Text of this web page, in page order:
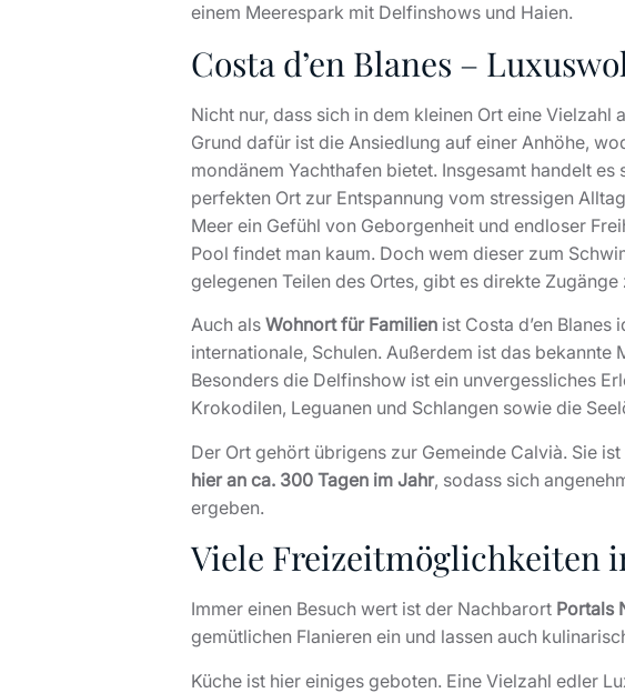
einem Meerespark mit Delfinshows und Haien.
Costa d’en Blanes –
Nicht nur, dass sich in dem kleinen Ort eine
Grund dafür ist die Ansiedlung auf einer Anhöhe,
mondänem Yachthafen bietet. Insgesamt handelt
perfekten Ort zur Entspannung vom stressigen
Meer ein Gefühl von Geborgenheit und endloser
Pool findet man kaum. Doch wem dieser zum
gelegenen Teilen des Ortes, gibt es direkte Zugänge
Auch als Wohnort für Familien ist Costa d’en
internationale, Schulen. Außerdem ist das bekannte
Besonders die Delfinshow ist ein unvergessliches
Krokodilen, Leguanen und Schlangen sowie die
Der Ort gehört übrigens zur Gemeinde Calvià. Sie
hier an ca. 300 Tagen im Jahr, sodass sich
ergeben.
Viele Freizeitmöglichkeiten
Immer einen Besuch wert ist der Nachbarort Portals
gemütlichen Flanieren ein und lassen auch
Küche ist hier einiges geboten. Eine Vielzahl edler